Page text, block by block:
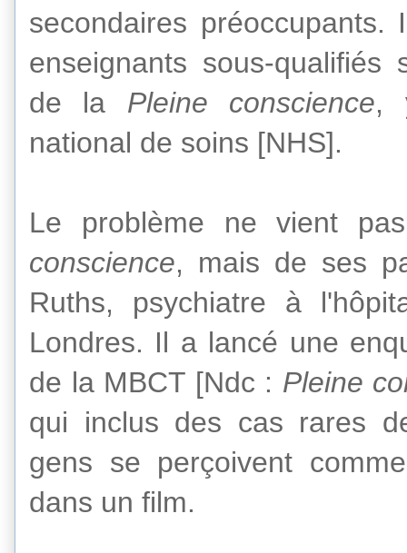
secondaires préoccupants.
enseignants sous-qualifiés
de
la Pleine conscience,
national de soins [NHS].
Le problème
ne vient pas
conscience, mais de ses
Ruths, psychiatre à
Londres. Il a lancé une
de la MBCT [Ndc : Pleine
qui inclus des cas rares
gens se perçoivent
dans un film.